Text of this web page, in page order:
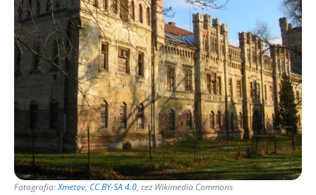
Fotografia:Xmetov, CC BY-SA 4.0, cez Wikimedia Commons